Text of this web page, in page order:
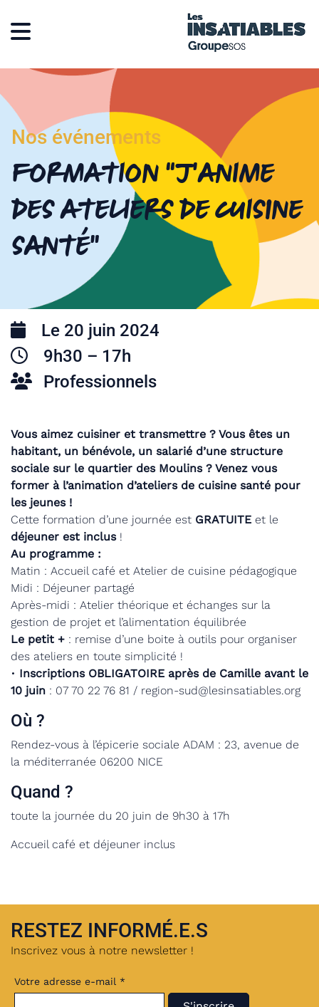
Nos événements
Formation “J’anime
des ateliers de cuisine
santé”
Le 20 juin 2024
9h30 – 17h
Professionnels
Vous aimez cuisiner et transmettre ? Vous êtes un
habitant, un bénévole, un salarié d’une structure
sociale sur le quartier des Moulins ? Venez vous
former à l’animation d’ateliers de cuisine santé pour
les jeunes !
Cette formation d’une journée est GRATUITE et le
déjeuner est inclus!
Au programme :
Matin : Accueil café et Atelier de cuisine pédagogique
Midi : Déjeuner partagé
Après-midi : Atelier théorique et échanges sur la
gestion de projet et l’alimentation équilibrée
Le petit + : remise d’une boite à outils pour organiser
des ateliers en toute simplicité !
• Inscriptions OBLIGATOIRE après de Camille avant le
10 juin : 07 70 22 76 81 / region-sud@lesinsatiables.org
Où ?
Rendez-vous à l’épicerie sociale ADAM : 23, avenue de
la méditerranée 06200 NICE
Quand ?
toute la journée du 20 juin de 9h30 à 17h
Accueil café et déjeuner inclus
RESTEZ INFORMÉ.E.S
Inscrivez vous à notre newsletter !
Votre adresse e-mail *